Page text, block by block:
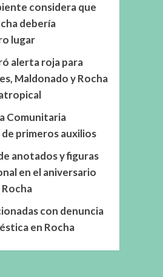
considera que
debería
lugar
alerta roja para
Maldonado y Rocha
Comunitaria
primeros auxilios
anotados y figuras
en el aniversario
con denuncia
en Rocha